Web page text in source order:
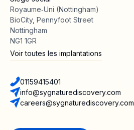
Royaume‑Uni (Nottingham)
BioCity, Pennyfoot Street
Nottingham
NG1 1GR
Voir toutes les implantations
01159415401
info@sygnaturediscovery.com
careers@sygnaturediscovery.com